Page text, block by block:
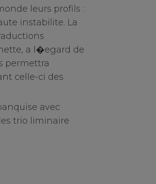
leurs profils :
instabilite. La
a l�egard de
permettra
celle-ci des
avec
trio liminaire